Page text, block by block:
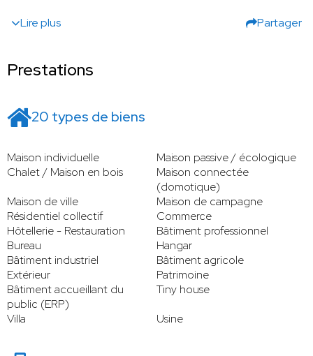
Lire plus
Partager
Prestations
20 types de biens
Maison individuelle
Maison passive / écologique
Chalet / Maison en bois
Maison connectée
(domotique)
Maison de ville
Maison de campagne
Résidentiel collectif
Commerce
Hôtellerie - Restauration
Bâtiment professionnel
Bureau
Hangar
Bâtiment industriel
Bâtiment agricole
Extérieur
Patrimoine
Bâtiment accueillant du
public (ERP)
Tiny house
Villa
Usine